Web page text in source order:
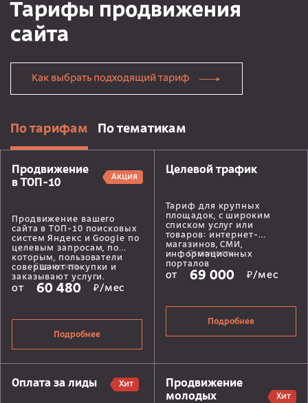
Тарифы продвижения
сайта
Как выбрать подходящий тариф
По тарифам По тематикам
Продвижение
в ТОП-10
Акция
Продвижение вашего
сайта в ТОП-10 поисковых
систем Яндекс и Google по
целевым запросам, по
которым, пользователи
совершают покупки и
заказывают услуги.
Стоимость
от 60 480 ₽/мес
Подробнее
Целевой трафик
Тариф для крупных
площадок, с широким
списком услуг или
товаров: интернет-
магазинов, СМИ,
информационных
порталов
Стоимость
от 69 000 ₽/мес
Подробнее
Оплата за лиды Хит
Продвижение
молодых
Хит